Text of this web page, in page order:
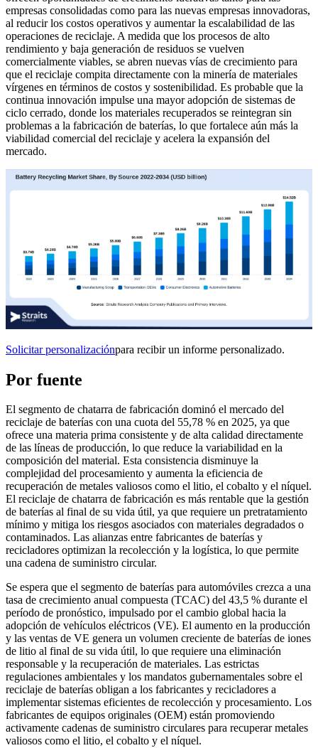
empresas consolidadas como para las nuevas empresas innovadoras,
al reducir los costos operativos y aumentar la escalabilidad de las
operaciones de reciclaje. A medida que los procesos de alto
rendimiento y baja generación de residuos se vuelven
comercialmente viables, se abren nuevas vías de crecimiento para
que el reciclaje compita directamente con la minería de materiales
vírgenes en términos de costos y sostenibilidad. Es probable que la
continua innovación impulse una mayor adopción de sistemas de
ciclo cerrado, donde los materiales recuperados se reintegran sin
problemas a la fabricación de baterías, lo que fortalece aún más la
viabilidad comercial del reciclaje y acelera la expansión del
mercado.
Solicitar personalizaciónpara recibir un informe personalizado.
Por fuente
El segmento de chatarra de fabricación dominó el mercado del
reciclaje de baterías con una cuota del 55,78 % en 2025, ya que
ofrece una materia prima consistente y de alta calidad directamente
de las líneas de producción, lo que reduce la variabilidad en la
composición del material. Esta consistencia disminuye la
complejidad del procesamiento y aumenta la eficiencia de
recuperación de metales valiosos como el litio, el cobalto y el níquel.
El reciclaje de chatarra de fabricación es más rentable que la gestión
de baterías al final de su vida útil, ya que requiere un pretratamiento
mínimo y mitiga los riesgos asociados con materiales degradados o
contaminados. Las alianzas entre fabricantes de baterías y
recicladores optimizan la recolección y la logística, lo que permite
una cadena de suministro circular.
Se espera que el segmento de baterías para automóviles crezca a una
tasa de crecimiento anual compuesta (TCAC) del 43,5 % durante el
período de pronóstico, impulsado por el cambio global hacia la
adopción de vehículos eléctricos (VE). El aumento en la producción
y las ventas de VE genera un volumen creciente de baterías de iones
de litio al final de su vida útil, lo que requiere una eliminación
responsable y la recuperación de materiales. Las estrictas
regulaciones ambientales y los mandatos gubernamentales sobre el
reciclaje de baterías obligan a los fabricantes y recicladores a
implementar sistemas eficientes de recolección y procesamiento. Los
fabricantes de equipos originales (OEM) están promoviendo
activamente cadenas de suministro circulares para recuperar metales
valiosos como el litio, el cobalto y el níquel.